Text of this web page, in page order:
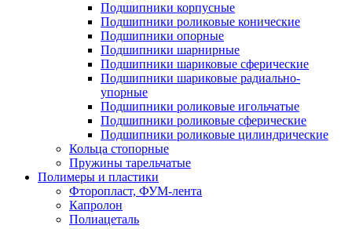
Подшипники корпусные
Подшипники роликовые конические
Подшипники опорные
Подшипники шарнирные
Подшипники шариковые сферические
Подшипники шариковые радиально-
упорные
Подшипники роликовые игольчатые
Подшипники роликовые сферические
Подшипники роликовые цилиндрические
Кольца стопорные
Пружины тарельчатые
Полимеры и пластики
Фторопласт, ФУМ-лента
Капролон
Полиацеталь